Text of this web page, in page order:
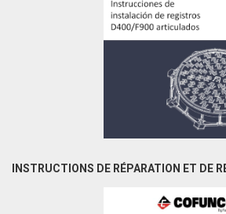
INSTRUCTIONS DE RÉPARATION ET DE